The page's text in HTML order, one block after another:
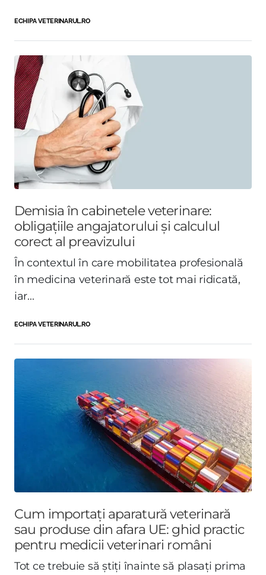
ECHIPA VETERINARUL.RO
Demisia în cabinetele veterinare:
obligațiile angajatorului și calculul
corect al preavizului
În contextul în care mobilitatea profesională
în medicina veterinară este tot mai ridicată,
iar...
ECHIPA VETERINARUL.RO
Cum importați aparatură veterinară
sau produse din afara UE: ghid practic
pentru medicii veterinari români
Tot ce trebuie să știți înainte să plasați prima